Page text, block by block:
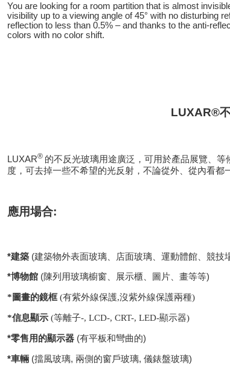
You are looking for a room partition that is almost
visibility up to a viewing angle of 45° with no disturbing
reflection to less than 0.5% – and thanks to the anti-
colors with no color shift.
LUXAR®
LUXAR® 的不反光玻璃用途廣泛，可用於產品展覽、
度，可去掉一些不希望的光反射，不論從外、從內看都
應用場合:
*建築 (建築物外表面玻璃、店面玻璃、運動體館、競技
*博物館 (陳列用玻璃櫥窗、展示櫃、圖片、畫等等)
*圖畫的鏡框 (有紫外線保護,沒紫外線保護兩種)
*信息顯示 (等離子-, LCD-, CRT-, LED-顯示器)
*零售用的顯示器 (有平板和彎曲的)
*車輛 (擋風玻璃, 兩側的窗戶玻璃, 儀錶盤玻璃)